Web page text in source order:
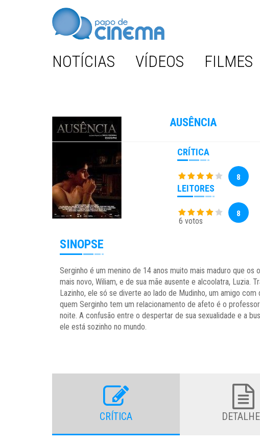
NOTÍCIAS VÍDEOS FILMES
AUSÊNCIA
CRÍTICA
8
LEITORES
6 votos
8
SINOPSE
Serginho é um menino de 14 anos muito mais maduro que os
mais novo, Wiliam, e de sua mãe ausente e alcoolatra, Luzia.
Lazinho, ele só se diverte ao lado de Mudinho, um amigo
quem Serginho tem um relacionamento de afeto é o
noite. A confusão entre o despertar de sua sexualidade e a
ele está sozinho no mundo.
CRÍTICA